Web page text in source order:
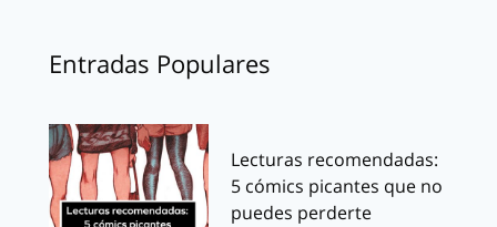
Entradas Populares
Lecturas recomendadas:
5 cómics picantes que no
puedes perderte